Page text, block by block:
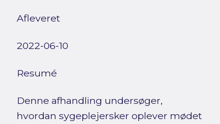
Afleveret
2022-06-10
Resumé
Denne afhandling undersøger,
hvordan sygeplejersker oplever mødet